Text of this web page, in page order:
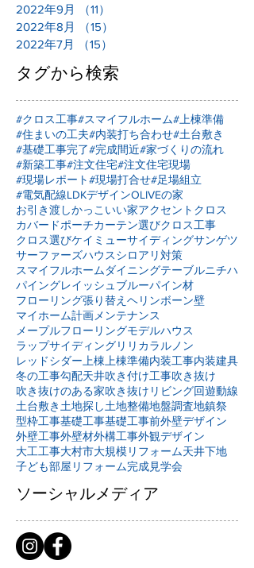
2022年9月
（11）
2022年8月
（15）
2022年7月
（15）
タグから検索
#クロス工事#スマイフルホーム#上棟準備
#住まいの工夫#内装打ち合わせ#土台敷き
#基礎工事完了#完成間近#家づくりの流れ
#新築工事#注文住宅#注文住宅現場
#現場レポート#現場打合せ#足場組立
#電気配線LDKデザインOLIVEの家
お引き渡しかっこいい家アクセントクロス
カバードポーチカーテン選びクロス工事
クロス選びケイミューサイディングサンゲツ
サーファーズハウスシロアリ対策
スマイフルホームダイニングテーブルニチハ
パイングレイッシュブルーパイン材
フローリング張り替え ヘリンボーン壁
マイホーム計画メンテナンス
メープルフローリングモデルハウス
ラップサイディングリリカラルノン
レッドシダー上棟上棟準備内装工事内装建具
冬の工事勾配天井吹き付け工事吹き抜け
吹き抜けのある家吹き抜けリビング回遊動線
土台敷き土地探し土地整備地盤調査地鎮祭
型枠工事基礎工事基礎工事前外壁デザイン
外壁工事外壁材外構工事外観デザイン
大工工事大村市大規模リフォーム天井下地
子ども部屋リフォーム完成見学会
ソーシャルメディア